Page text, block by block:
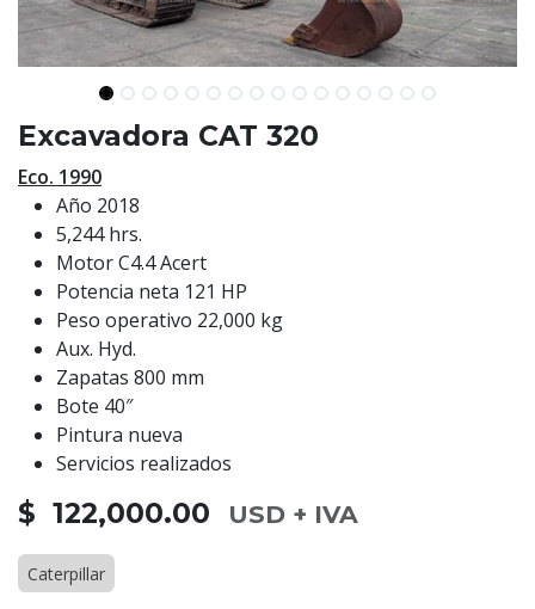
Excavadora CAT 320
Eco. 1990
Año 2018
5,244 hrs.
Motor C4.4 Acert
Potencia neta 121 HP
Peso operativo 22,000 kg
Aux. Hyd.
Zapatas 800 mm
Bote 40″
Pintura nueva
Servicios realizados
$ 122,000.00 USD + IVA
Caterpillar